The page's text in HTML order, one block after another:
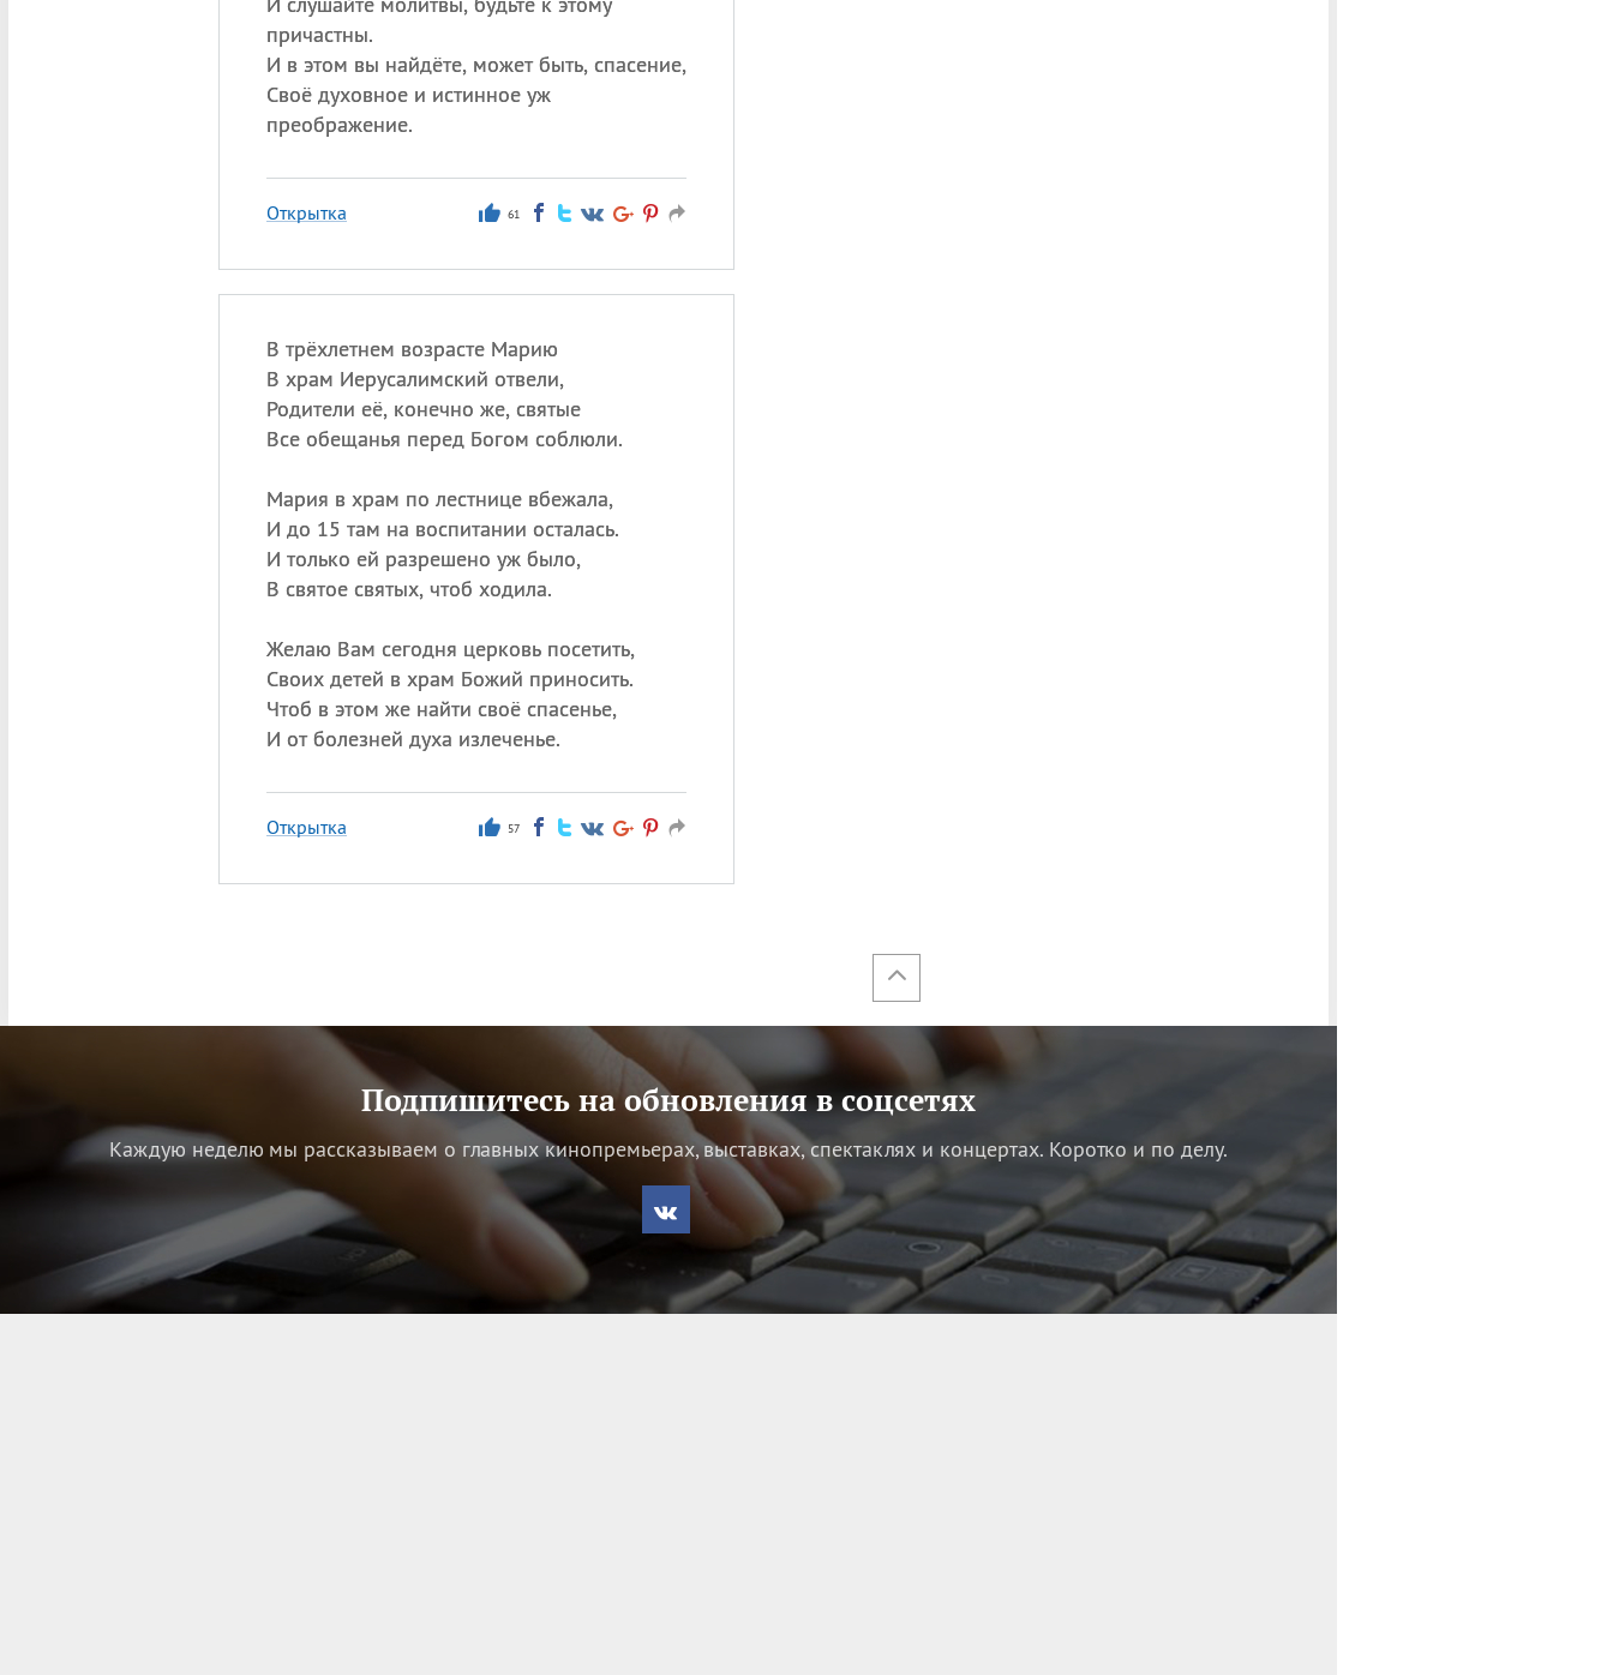
причастны.
И в этом вы найдёте, может быть, спасение,
Своё духовное и истинное уж
преображение.
Открытка 61
В трёхлетнем возрасте Марию
В храм Иерусалимский отвели,
Родители её, конечно же, святые
Все обещанья перед Богом соблюли.
Мария в храм по лестнице вбежала,
И до 15 там на воспитании осталась.
И только ей разрешено уж было,
В святое святых, чтоб ходила.
Желаю Вам сегодня церковь посетить,
Своих детей в храм Божий приносить.
Чтоб в этом же найти своё спасенье,
И от болезней духа излеченье.
Открытка 57
Подпишитесь на обновления в соцсетях
Каждую неделю мы рассказываем о главных кинопремьерах, выставках, спектаклях и концертах. Коротко и по делу.